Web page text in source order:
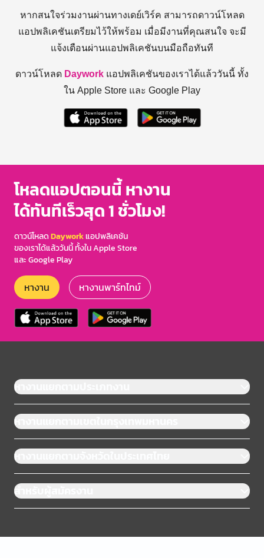
หากสนใจร่วมงานผ่านทางเดย์เวิร์ค สามารถดาวน์โหลด
แอปพลิเคชันเตรียมไว้ให้พร้อม เมื่อมีงานที่คุณสนใจ จะมี
แจ้งเตือนผ่านแอปพลิเคชันบนมือถือทันที
ดาวน์โหลด Daywork แอปพลิเคชันของเราได้แล้ววันนี้ ทั้ง
ใน Apple Store และ Google Play
โหลดแอปตอนนี้ หางาน
ได้ทันทีเร็วสุด 1 ชั่วโมง!
ดาวน์โหลดDayworkแอปพลิเคชัน
ของเราได้แล้ววันนี้ ทั้งใน Apple Store
และ Google Play
หางาน หางานพาร์ทไทม์
หางานแยกตามประเภทงาน
หางานแยกตามเขตในกรุงเทพมหานคร
หางานแยกตามจังหวัดในประเทศไทย
สำหรับผู้สมัครงาน